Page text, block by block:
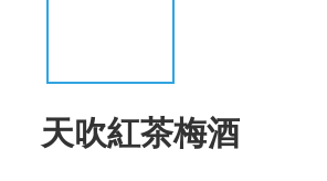
天吹紅茶梅酒